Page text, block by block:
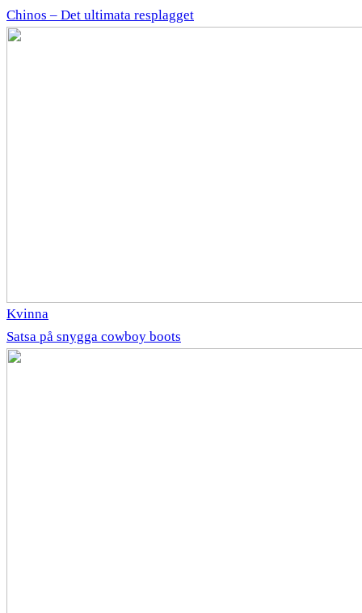
Chinos – Det ultimata resplagget
Kvinna
Satsa på snygga cowboy boots